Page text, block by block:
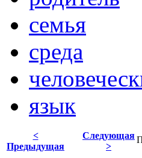
семья
среда
язык
<
Предыдущая
Следующая
>